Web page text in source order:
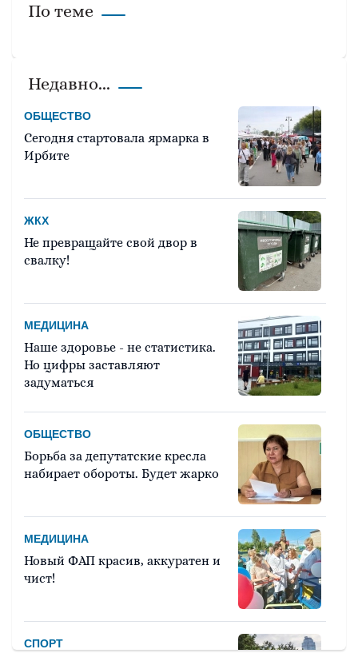
По теме
Недавно...
ОБЩЕСТВО
Сегодня стартовала ярмарка в
Ирбите
ЖКХ
Не превращайте свой двор в
свалку!
МЕДИЦИНА
Наше здоровье - не статистика.
Но цифры заставляют
задуматься
ОБЩЕСТВО
Борьба за депутатские кресла
набирает обороты. Будет жарко
МЕДИЦИНА
Новый ФАП красив, аккуратен и
чист!
СПОРТ